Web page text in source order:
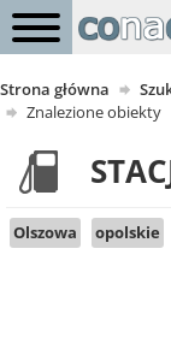
Strona główna
Znalezione obiekty
Olszowa opolskie